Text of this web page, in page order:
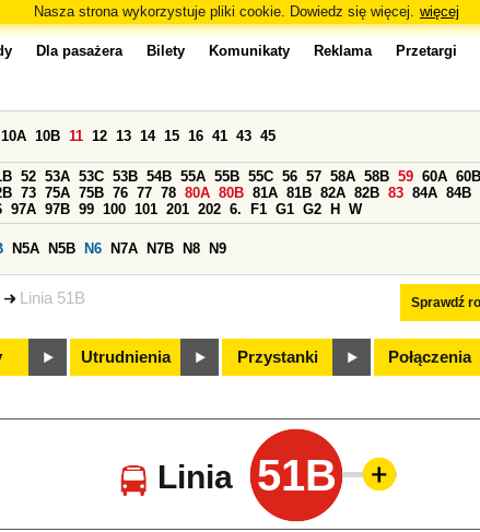
Nasza strona wykorzystuje pliki cookie. Dowiedz się więcej. więcej
Linia 51B
Dla pasażera Bilety Komunikaty Reklama Przetargi
Sprawdź
10A 10B 11 12 13 14 15 16 41 43 45
52 53A 53C 53B 54B 55A 55B 55C 56 57 58A 58B 59 60A 60B
73 75A 75B 76 77 78 80A 80B 81A 81B 82A 82B 83 84A 84B
97A 97B 99 100 101 201 202 6. F1 G1 G2 H W
N5A N5B N6 N7A N7B N8 N9
Utrudnienia Przystanki Połączenia
Linia 51B